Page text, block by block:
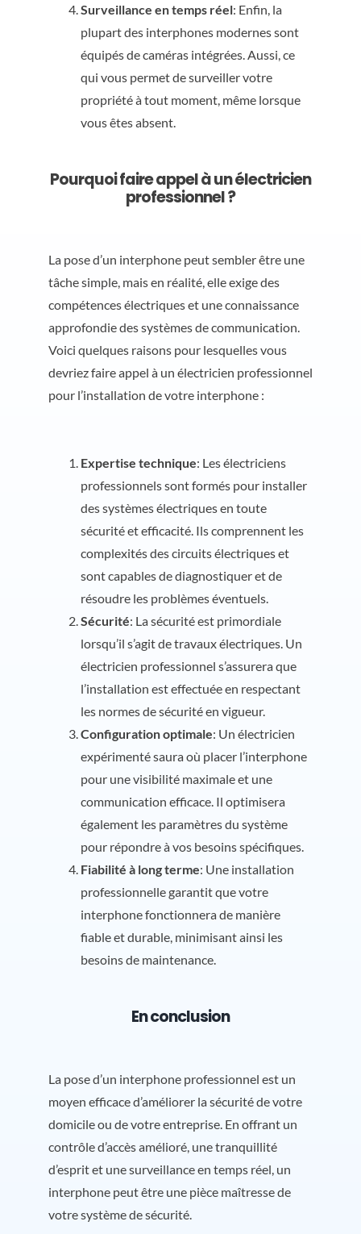
Surveillance en temps réel: Enfin, la
plupart des interphones modernes sont
équipés de caméras intégrées. Aussi, ce
qui vous permet de surveiller votre
propriété à tout moment, même lorsque
vous êtes absent.
Pourquoi faire appel à un électricien
professionnel ?
La pose d’un interphone peut sembler être une
tâche simple, mais en réalité, elle exige des
compétences électriques et une connaissance
approfondie des systèmes de communication.
Voici quelques raisons pour lesquelles vous
devriez faire appel à un électricien professionnel
pour l’installation de votre interphone :
Expertise technique: Les électriciens
professionnels sont formés pour installer
des systèmes électriques en toute
sécurité et efficacité. Ils comprennent les
complexités des circuits électriques et
sont capables de diagnostiquer et de
résoudre les problèmes éventuels.
Sécurité: La sécurité est primordiale
lorsqu’il s’agit de travaux électriques. Un
électricien professionnel s’assurera que
l’installation est effectuée en respectant
les normes de sécurité en vigueur.
Configuration optimale: Un électricien
expérimenté saura où placer l’interphone
pour une visibilité maximale et une
communication efficace. Il optimisera
également les paramètres du système
pour répondre à vos besoins spécifiques.
Fiabilité à long terme: Une installation
professionnelle garantit que votre
interphone fonctionnera de manière
fiable et durable, minimisant ainsi les
besoins de maintenance.
En conclusion
La pose d’un interphone professionnel est un
moyen efficace d’améliorer la sécurité de votre
domicile ou de votre entreprise. En offrant un
contrôle d’accès amélioré, une tranquillité
d’esprit et une surveillance en temps réel, un
interphone peut être une pièce maîtresse de
votre système de sécurité.